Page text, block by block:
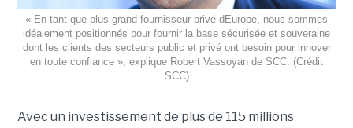
« En tant que plus grand fournisseur privé dEurope, nous sommes
idéalement positionnés pour fournir la base sécurisée et souveraine
dont les clients des secteurs public et privé ont besoin pour innover
en toute confiance », explique Robert Vassoyan de SCC. (Crédit
SCC)
Avec un investissement de plus de 115 millions